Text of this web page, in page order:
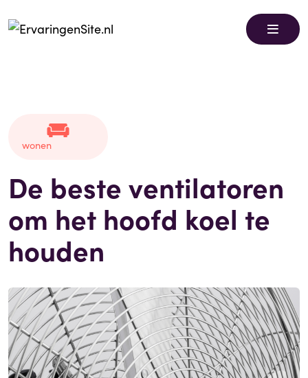
wonen
De beste ventilatoren
om het hoofd koel te
houden